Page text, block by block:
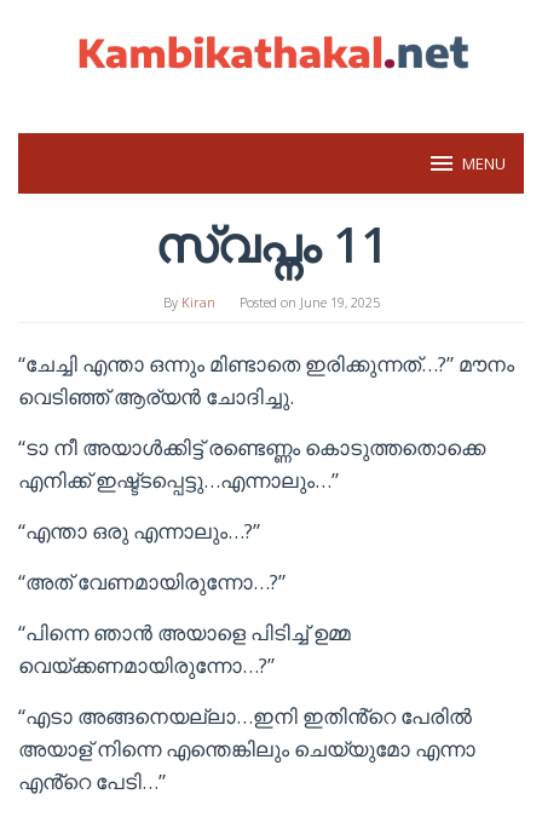
MENU
സ്വപ്നം 11
By Kiran Posted on June 19, 2025
“ചേച്ചി എന്താ ഒന്നും മിണ്ടാതെ ഇരിക്കുന്നത്…?” മൗനം
വെടിഞ്ഞ് ആര്യൻ ചോദിച്ചു.
“ടാ നീ അയാൾക്കിട്ട് രണ്ടെണ്ണം കൊടുത്തതൊക്കെ
എനിക്ക് ഇഷ്ട്ടപ്പെട്ടു…എന്നാലും…”
“എന്താ ഒരു എന്നാലും…?”
“അത് വേണമായിരുന്നോ…?”
“പിന്നെ ഞാൻ അയാളെ പിടിച്ച് ഉമ്മ
വെയ്ക്കണമായിരുന്നോ…?”
“എടാ അങ്ങനെയല്ലാ…ഇനി ഇതിൻ്റെ പേരിൽ
അയാള് നിന്നെ എന്തെങ്കിലും ചെയ്യുമോ എന്നാ
എൻ്റെ പേടി…”